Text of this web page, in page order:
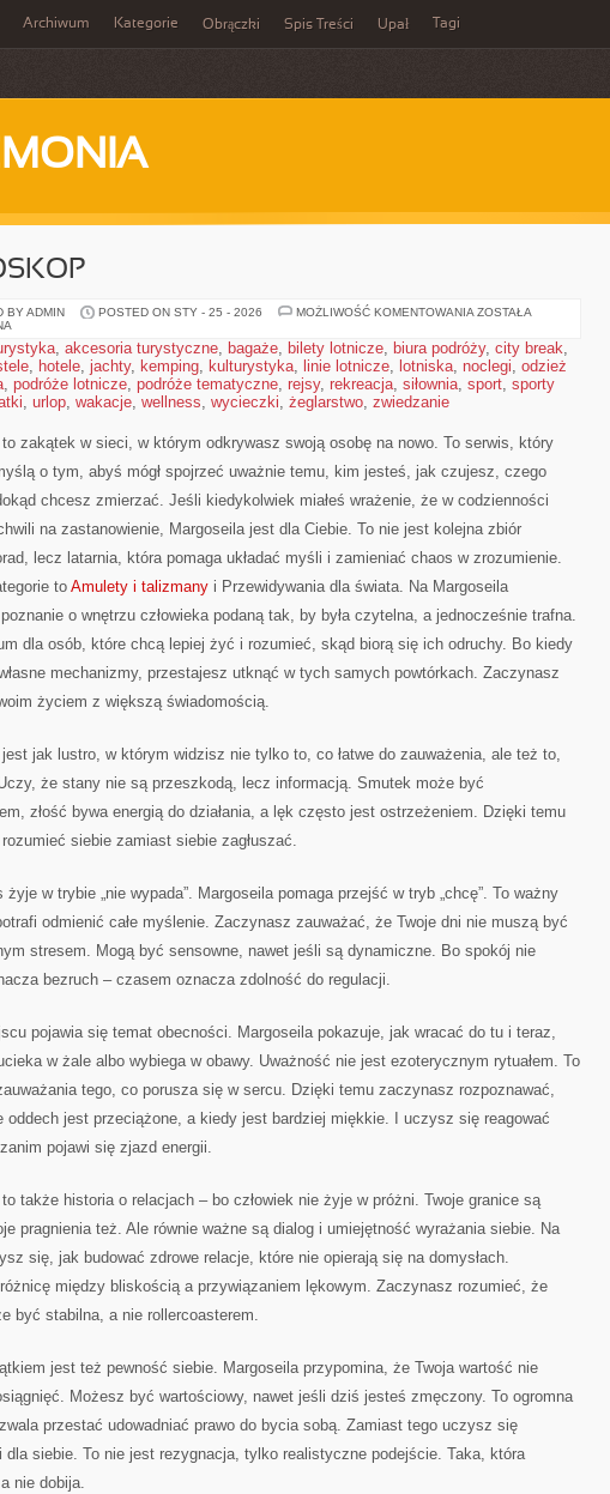
Archiwum Kategorie Obrączki Spis Treści Upał Tagi
BY ADMIN POSTED ON STY - 25 - 2026 MOŻLIWOŚĆ KOMENTOWANIA HOROSKOP
ZOSTAŁA
, akcesoria turystyczne, bagaże, bilety lotnicze, biura podróży, city break,
, hotele, jachty, kemping, kulturystyka, linie lotnicze, lotniska, noclegi, odzież
, podróże lotnicze, podróże tematyczne, rejsy, rekreacja, siłownia, sport, sporty
, urlop, wakacje, wellness, wycieczki, żeglarstwo, zwiedzanie
to zakątek w sieci, w którym odkrywasz swoją osobę na nowo. To serwis, który
o tym, abyś mógł spojrzeć uważnie temu, kim jesteś, jak czujesz, czego
chcesz zmierzać. Jeśli kiedykolwiek miałeś wrażenie, że w codzienności
na zastanowienie, Margoseila jest dla Ciebie. To nie jest kolejna zbiór
lecz latarnia, która pomaga układać myśli i zamieniać chaos w zrozumienie.
to Amulety i talizmany i Przewidywania dla świata. Na Margoseila
o wnętrzu człowieka podaną tak, by była czytelna, a jednocześnie trafna.
dla osób, które chcą lepiej żyć i rozumieć, skąd biorą się ich odruchy. Bo kiedy
mechanizmy, przestajesz utknąć w tych samych powtórkach. Zaczynasz
życiem z większą świadomością.
jest jak lustro, w którym widzisz nie tylko to, co łatwe do zauważenia, ale też to,
że stany nie są przeszkodą, lecz informacją. Smutek może być
złość bywa energią do działania, a lęk często jest ostrzeżeniem. Dzięki temu
siebie zamiast siebie zagłuszać.
żyje w trybie „nie wypada”. Margoseila pomaga przejść w tryb „chcę”. To ważny
odmienić całe myślenie. Zaczynasz zauważać, że Twoje dni nie muszą być
stresem. Mogą być sensowne, nawet jeśli są dynamiczne. Bo spokój nie
bezruch – czasem oznacza zdolność do regulacji.
pojawia się temat obecności. Margoseila pokazuje, jak wracać do tu i teraz,
w żale albo wybiega w obawy. Uważność nie jest ezoterycznym rytuałem. To
tego, co porusza się w sercu. Dzięki temu zaczynasz rozpoznawać,
oddech jest przeciążone, a kiedy jest bardziej miękkie. I uczysz się reagować
pojawi się zjazd energii.
to także historia o relacjach – bo człowiek nie żyje w próżni. Twoje granice są
pragnienia też. Ale równie ważne są dialog i umiejętność wyrażania siebie. Na
się, jak budować zdrowe relacje, które nie opierają się na domysłach.
między bliskością a przywiązaniem lękowym. Zaczynasz rozumieć, że
być stabilna, a nie rollercoasterem.
jest też pewność siebie. Margoseila przypomina, że Twoja wartość nie
Możesz być wartościowy, nawet jeśli dziś jesteś zmęczony. To ogromna
przestać udowadniać prawo do bycia sobą. Zamiast tego uczysz się
dla siebie. To nie jest rezygnacja, tylko realistyczne podejście. Taka, która
nie dobija.